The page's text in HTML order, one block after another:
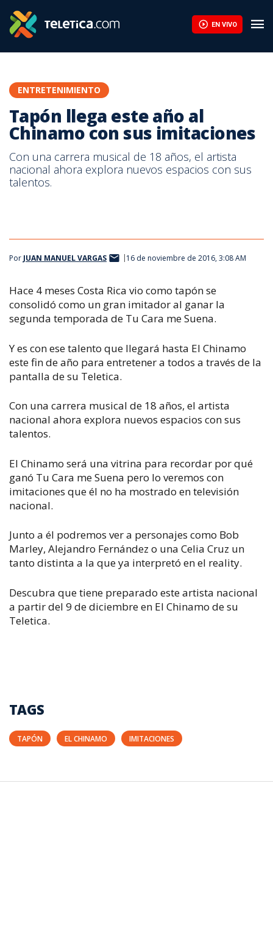
EN VIVO
ENTRETENIMIENTO
Tapón llega este año al
Chinamo con sus imitaciones
Con una carrera musical de 18 años, el artista
nacional ahora explora nuevos espacios con sus
talentos.
Por JUAN MANUEL VARGAS 16 de noviembre de 2016, 3:08 AM
Hace 4 meses Costa Rica vio como tapón se
consolidó como un gran imitador al ganar la
segunda temporada de Tu Cara me Suena.
Y es con ese talento que llegará hasta El Chinamo
este fin de año para entretener a todos a través de la
pantalla de su Teletica.
Con una carrera musical de 18 años, el artista
nacional ahora explora nuevos espacios con sus
talentos.
El Chinamo será una vitrina para recordar por qué
ganó Tu Cara me Suena pero lo veremos con
imitaciones que él no ha mostrado en televisión
nacional.
Junto a él podremos ver a personajes como Bob
Marley, Alejandro Fernández o una Celia Cruz un
tanto distinta a la que ya interpretó en el reality.
Descubra que tiene preparado este artista nacional
a partir del 9 de diciembre en El Chinamo de su
Teletica.
TAGS
TAPÓN EL CHINAMO IMITACIONES